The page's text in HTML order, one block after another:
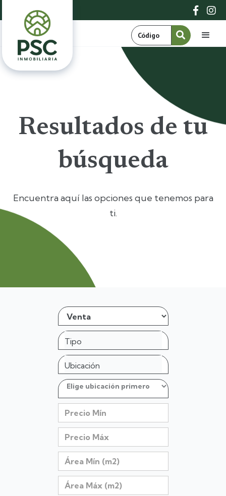
 
Resultados de tu
búsqueda
Encuentra aquí las opciones que tenemos para
ti.
Tipo
Ubicación